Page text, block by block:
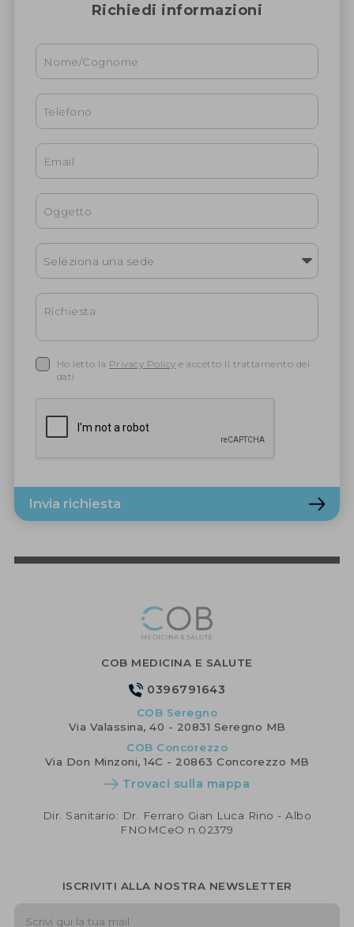
Richiedi informazioni
Ho letto la Privacy Policy e accetto il trattamento dei
dati
Invia richiesta
COB MEDICINA E SALUTE
0396791643
COB Seregno
Via Valassina, 40 - 20831 Seregno MB
COB Concorezzo
Via Don Minzoni, 14C - 20863 Concorezzo MB
Trovaci sulla mappa
Dir. Sanitario: Dr. Ferraro Gian Luca Rino - Albo
FNOMCeO n.02379
ISCRIVITI ALLA NOSTRA NEWSLETTER